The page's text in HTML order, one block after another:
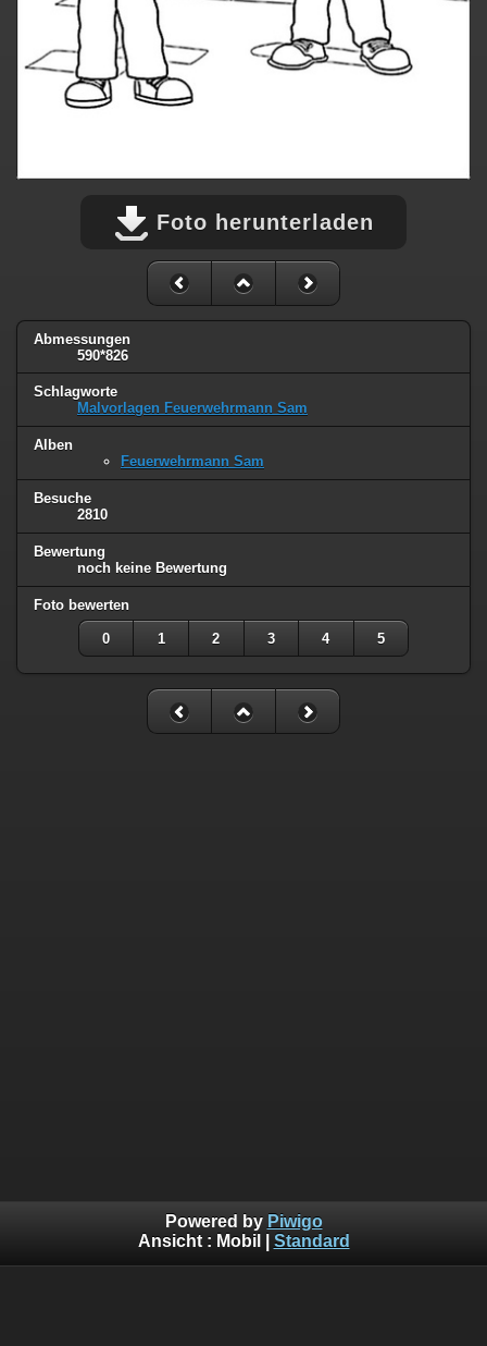
Foto herunterladen
Abmessungen
590*826
Schlagworte
Malvorlagen Feuerwehrmann Sam
Alben
Feuerwehrmann Sam
Besuche
2810
Bewertung
noch keine Bewertung
Foto bewerten
0 1 2 3 4 5
Powered by Piwigo
Ansicht : Mobil Standard